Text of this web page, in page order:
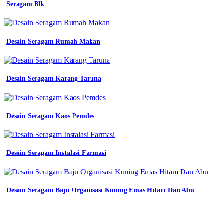
Seragam Blk
Desain Seragam Rumah Makan
Desain Seragam Karang Taruna
Desain Seragam Kaos Pemdes
Desain Seragam Instalasi Farmasi
Desain Seragam Baju Organisasi Kuning Emas Hitam Dan Abu